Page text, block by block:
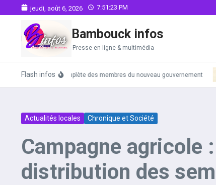
Aller au contenujeudi, août 6, 2026 7:51:24 PM
Bambouck infos
Presse en ligne & multimédia
Flash infos
La liste complète des membres du nouveau gouvernement
Actualités locales Chronique et Société
Campagne agricole
distribution des